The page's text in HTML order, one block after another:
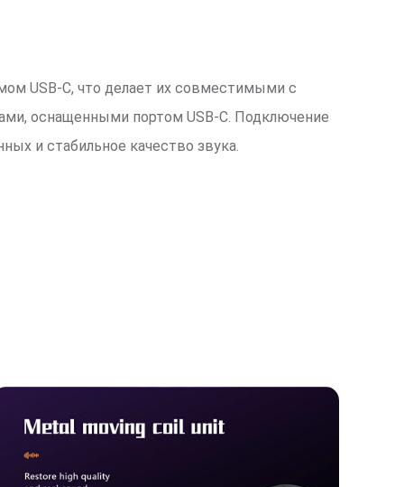
USB-C, что делает их совместимыми с
оснащенными портом USB-C. Подключение
и стабильное качество звука.